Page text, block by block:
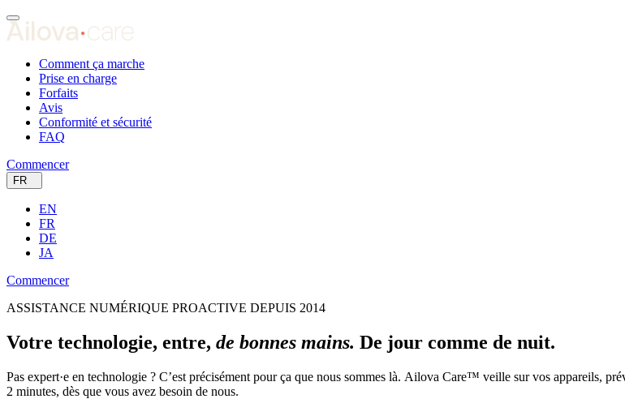
Comment ça marche
Prise en charge
Forfaits
Avis
Conformité et sécurité
FAQ
Commencer
FR
EN
FR
DE
JA
Commencer
ASSISTANCE NUMÉRIQUE PROACTIVE DEPUIS 2014
Votre technologie, entre, de bonnes mains. De jour comme de nuit.
Pas expert·e en technologie ? C’est précisément pour ça que nous sommes là. Ailova Care™ veille sur vos appareils,
2 minutes, dès que vous avez besoin de nous.